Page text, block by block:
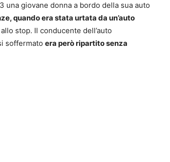
giovane donna a bordo della sua auto
quando era stata urtata da un’auto
stop. Il conducente dell’auto
soffermato era però ripartito senza